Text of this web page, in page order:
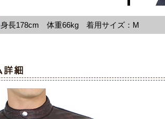
身長178cm 体重66kg 着用サイズ：M